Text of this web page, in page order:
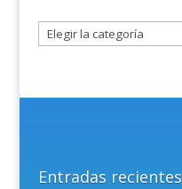
Entradas recientes